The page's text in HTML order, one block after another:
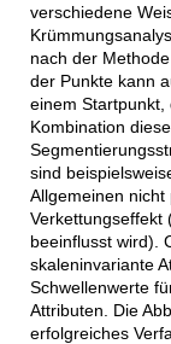
verschiedene
nach der
der Punkte kann
einem
Kombination
sind
Allgemeinen
Verkettungseffekt
beeinflusst wird).
skaleninvariante
Schwellenwerte
Attributen. Die
erfolgreiches